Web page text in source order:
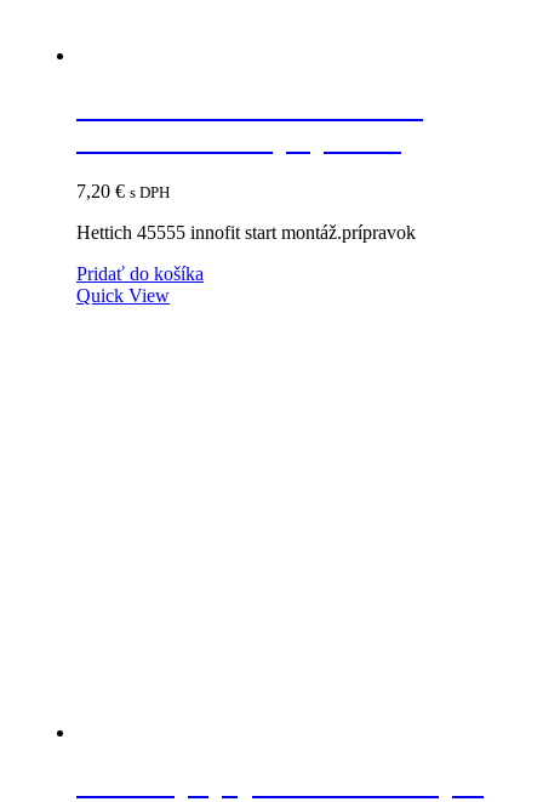
7,20 € s DPH
Hettich 45555 innofit start montáž.prípravok
Pridať do košíka
Quick View